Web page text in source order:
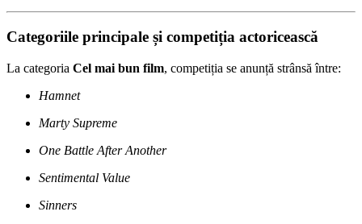
Categoriile principale și competiția actoricească
La categoria Cel mai bun film, competiția se anunță strânsă între:
Hamnet
Marty Supreme
One Battle After Another
Sentimental Value
Sinners